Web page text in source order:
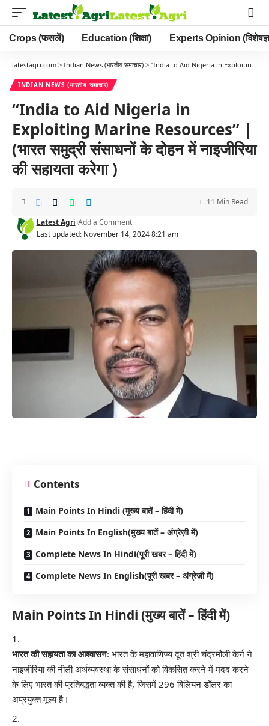
Crops (फसलें) Education (शिक्षा) Experts Opinion (विशेषज्ञ
latestagri.com > Indian News (भारतीय समाचार) > “India to Aid Nigeria in Exploiting Marine Resources” | (भारत समुद्री संसाधनों के दोहन में नाइजीरिया की सहायता करेगा )
INDIAN NEWS (भारतीय समाचार)
“India to Aid Nigeria in
Exploiting Marine Resources” |
(भारत समुद्री संसाधनों के दोहन में नाइजीरिया
की सहायता करेगा )
Last updated: November 14, 2024 8:21 am
Latest Agri Add a Comment
11 Min Read
Contents
Main Points In Hindi (मुख्य बातें – हिंदी में)
Main Points In English(मुख्य बातें – अंग्रेज़ी में)
Complete News In Hindi(पूरी खबर – हिंदी में)
Complete News In English(पूरी खबर – अंग्रेज़ी में)
Main Points In Hindi (मुख्य बातें – हिंदी में)
भारत की सहायता का आश्वासन: भारत के महावाणिज्य दूत श्री चंद्रमौली केर्न ने
नाइजीरिया की नीली अर्थव्यवस्था के संसाधनों को विकसित करने में मदद करने
के लिए भारत की प्रतिबद्धता व्यक्त की है, जिसमें 296 बिलियन डॉलर का
अप्रयुक्त मूल्य है।